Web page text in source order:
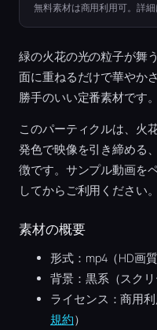
無料素材は商用利用可。詳細
緑の火花の光の粒子が舞
面に重ねるだけで華やか
勝手のいい定番素材です。
このパーティクルは、火
発色で映像を引き締める
徴です。サンプル動画を
してからご利用ください。
素材の概要
形式：mp4（HD画
背景：黒系（スク
ライセンス：商用
規約）